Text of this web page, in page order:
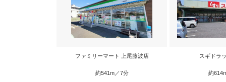
ファミリーマート 上尾藤波店
約541m／7分
スギドラ
約